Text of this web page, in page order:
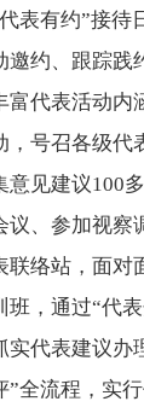
表有约”接待
邀约、跟踪践
富代表活动内
，号召各级代
意见建议100
议、参加视
联络站，面对
班，通过“代
实代表建议办
”全流程，实